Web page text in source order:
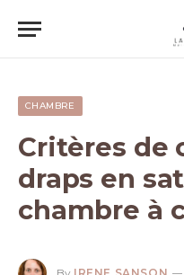
CHAMBRE
Critères de
draps en
chambre à